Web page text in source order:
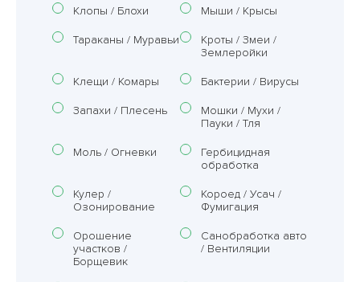
Клопы / Блохи Мыши / Крысы
Тараканы / Муравьи
Кроты / Змеи /
Землеройки
Клещи / Комары Бактерии / Вирусы
Запахи / Плесень
Мошки / Мухи /
Пауки / Тля
Моль / Огневки
Гербицидная
обработка
Кулер /
Озонирование
Короед / Усач /
Фумигация
Орошение
участков /
Борщевик
Санобработка авто
/ Вентиляции